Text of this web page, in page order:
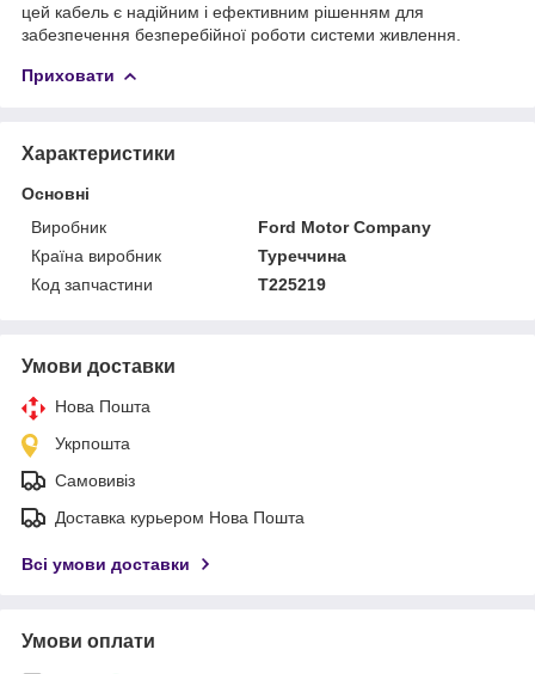
цей кабель є надійним і ефективним рішенням для
забезпечення безперебійної роботи системи живлення.
Приховати
Характеристики
Основні
Виробник
Ford Motor Company
Країна виробник
Туреччина
Код запчастини
T225219
Умови доставки
Нова Пошта
Укрпошта
Самовивіз
Доставка курьером Нова Пошта
Всі умови доставки
Умови оплати